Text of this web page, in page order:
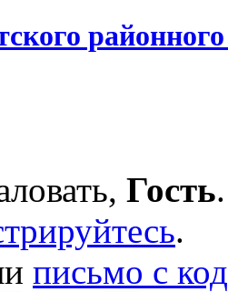
Гость
.
письмо с